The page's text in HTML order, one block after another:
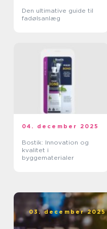
Den ultimative guide til
fadølsanlæg
04. december 2025
Bostik: Innovation og
kvalitet i
byggematerialer
03. december 2025